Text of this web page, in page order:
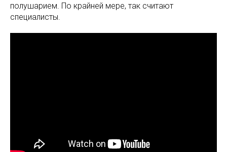
полушарием. По крайней мере, так считают
специалисты.